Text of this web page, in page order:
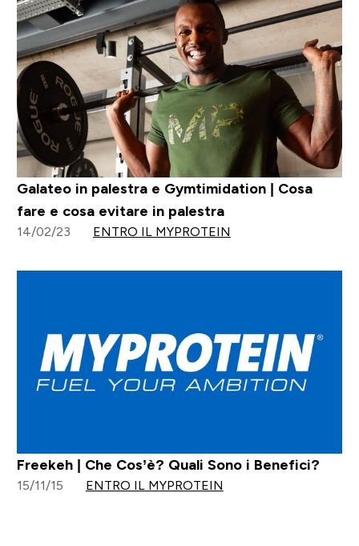
Galateo in palestra e Gymtimidation | Cosa
fare e cosa evitare in palestra
14/02/23 ENTRO IL MYPROTEIN
Freekeh | Che Cos’è? Quali Sono i Benefici?
15/11/15 ENTRO IL MYPROTEIN